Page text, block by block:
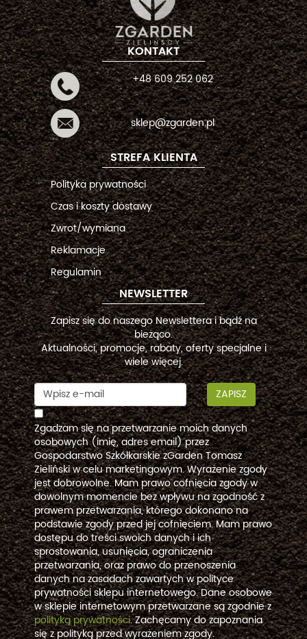
KONTAKT
+48 609 252 062
sklep@zgarden.pl
STREFA KLIENTA
Polityka prywatności
Czas i koszty dostawy
Zwrot/wymiana
Reklamacje
Regulamin
NEWSLETTER
Zapisz się do naszego Newslettera i bądź na
bieżąco.
Aktualności, promocje, rabaty, oferty specjalne i
wiele więcej.
ZAPISZ
Zgadzam się na przetwarzanie moich danych
osobowych (imię, adres email) przez
Gospodarstwo Szkółkarskie zGarden Tomasz
Zieliński w celu marketingowym. Wyrażenie zgody
jest dobrowolne. Mam prawo cofnięcia zgody w
dowolnym momencie bez wpływu na zgodność z
prawem przetwarzania, którego dokonano na
podstawie zgody przed jej cofnięciem. Mam prawo
dostępu do treści swoich danych i ich
sprostowania, usunięcia, ograniczenia
przetwarzania, oraz prawo do przenoszenia
danych na zasadach zawartych w polityce
prywatności sklepu internetowego. Dane osobowe
w sklepie internetowym przetwarzane są zgodnie z
polityką prywatności. Zachęcamy do zapoznania
się z polityką przed wyrażeniem zgody.